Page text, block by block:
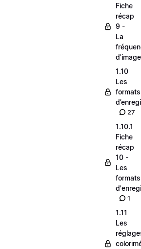
Fiche
récap
9 -
La
d'image
1.10
Les
formats
27
1.10.1
Fiche
récap
10 -
Les
formats
1
1.11
Les